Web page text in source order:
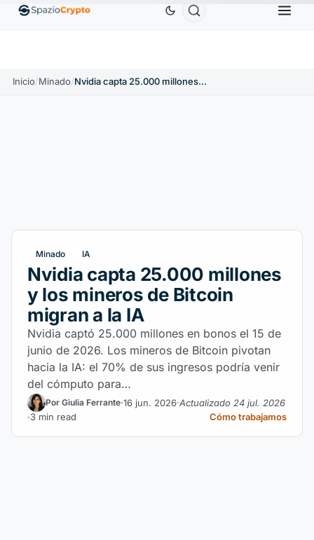
EthereumETH1880,58 US$ Tether USDT0,9991 US$ BNB
Inicio/Minado/ Nvidia capta 25.000 millones y los mineros de Bitcoin migran a la IA
Minado IA
Nvidia capta 25.000 millones
y los mineros de Bitcoin
migran a la IA
Nvidia captó 25.000 millones en bonos el 15 de
junio de 2026. Los mineros de Bitcoin pivotan
hacia la IA: el 70% de sus ingresos podría venir
del cómputo para…
Por Giulia Ferrante 16 jun. 2026 Actualizado 24 jul. 2026
3 min read
Cómo trabajamos